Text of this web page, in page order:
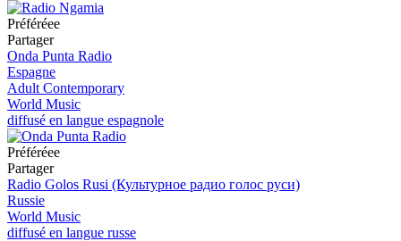
Préféréeе
Partager
Onda Punta Radio
Espagne
Adult Contemporary
World Music
diffusé en langue espagnole
Préféréeе
Partager
Radio Golos Rusi (Культурное радио голос руси)
Russie
World Music
diffusé en langue russe